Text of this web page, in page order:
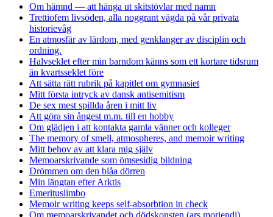
Om hämnd — att hänga ut skitstövlar med namn
Trettiofem livsöden, alla noggrant vägda på vår privata
historievåg
En atmosfär av lärdom, med genklanger av disciplin och
ordning.
Halvseklet efter min barndom känns som ett kortare tidsrum
än kvartsseklet före
Att sätta rätt rubrik på kapitlet om gymnasiet
Mitt första intryck av dansk antisemitism
De sex mest spillda åren i mitt liv
Att göra sin ångest m.m. till en hobby
Om glädjen i att kontakta gamla vänner och kolleger
The memory of smell, atmospheres, and memoir writing
Mitt behov av att klara mig själv
Memoarskrivande som ömsesidig bildning
Drömmen om den blåa dörren
Min längtan efter Arktis
Emerituslimbo
Memoir writing keeps self-absorbtion in check
Om memoarskrivandet och dödskonsten (ars moriendi)